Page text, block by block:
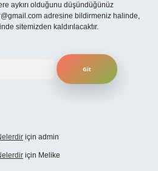
aykırı olduğunu düşündüğünüz
adresine bildirmeniz halinde,
sitemizden kaldırılacaktır.
için admin
için Melike